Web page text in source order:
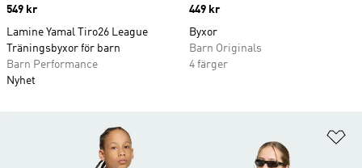
Price
549 kr
Lamine Yamal Tiro26 League
Träningsbyxor för barn
Barn Performance
Nyhet
Price
449 kr
Byxor
Barn Originals
4 färger